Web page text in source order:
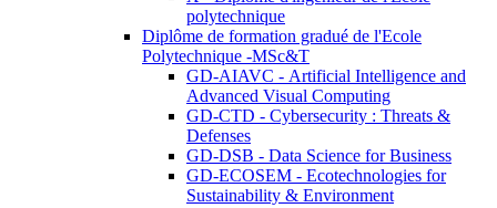
polytechnique
Diplôme de formation gradué de l'Ecole
Polytechnique -MSc&T
GD-AIAVC - Artificial Intelligence and
Advanced Visual Computing
GD-CTD - Cybersecurity : Threats &
Defenses
GD-DSB - Data Science for Business
GD-ECOSEM - Ecotechnologies for
Sustainability & Environment